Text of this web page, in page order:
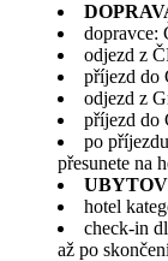
dopravce:
odjezd z
příjezd do
odjezd z
příjezd do
po
přesunete na
hotel
check-in
až po